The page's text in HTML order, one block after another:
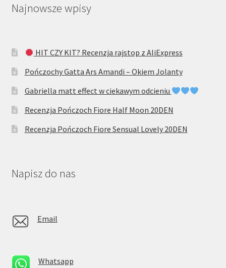
Najnowsze wpisy
HIT CZY KIT? Recenzja rajstop z AliExpress
Pończochy Gatta Ars Amandi – Okiem Jolanty
Gabriella matt effect w ciekawym odcieniu
Recenzja Pończoch Fiore Half Moon 20DEN
Recenzja Pończoch Fiore Sensual Lovely 20DEN
Napisz do nas
Email
Whatsapp